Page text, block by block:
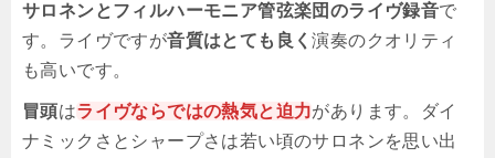
サロネンとフィルハーモニア管弦楽団のライヴ録音で
す。ライヴですが音質はとても良く演奏のクオリティ
も高いです。
冒頭はライヴならではの熱気と迫力があります。ダイ
ナミックさとシャープさは若い頃のサロネンを思い出